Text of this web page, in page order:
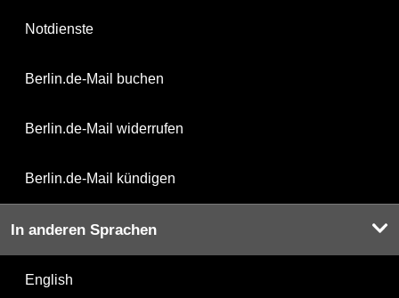
Notdienste
Berlin.de-Mail buchen
Berlin.de-Mail widerrufen
Berlin.de-Mail kündigen
In anderen Sprachen
English